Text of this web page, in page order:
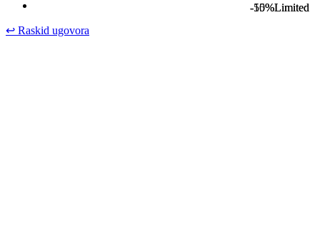
-15%Limited
-50%Limited
↩ Raskid ugovora